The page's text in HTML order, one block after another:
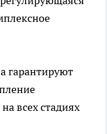
гарантируют
всех стадиях